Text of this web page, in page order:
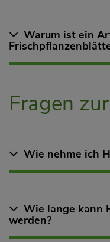
Warum ist ein
Fragen
Wie nehme ich
Wie lange kann
werden?